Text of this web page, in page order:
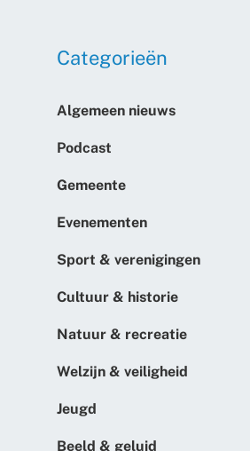
Categorieën
Algemeen nieuws
Podcast
Gemeente
Evenementen
Sport & verenigingen
Cultuur & historie
Natuur & recreatie
Welzijn & veiligheid
Jeugd
Beeld & geluid